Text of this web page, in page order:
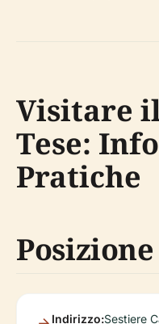
Visitare
Tese:
Pratiche
Posizione
Indirizzo:Sestiere